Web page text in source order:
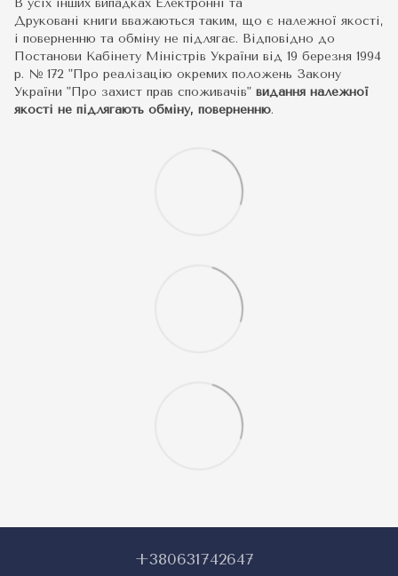
Друковані книги вважаються таким, що є належної якості,
і поверненню та обміну не підлягає. Відповідно до
Постанови Кабінету Міністрів України від 19 березня 1994
р. № 172 "Про реалізацію окремих положень Закону
України "Про захист прав споживачів" видання належної
якості не підлягають обміну, поверненню.
+380631742647